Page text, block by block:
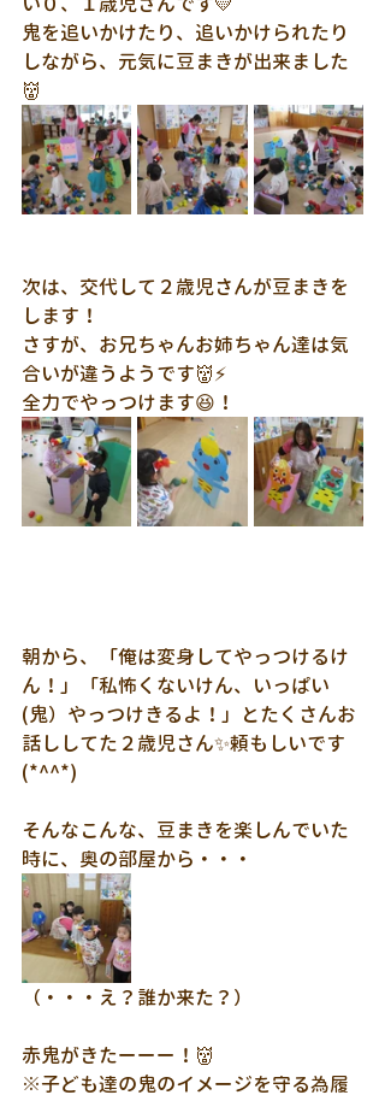
鬼を追いかけたり、追いかけられたり
しながら、元気に豆まきが出来ました
👹
次は、交代して２歳児さんが豆まきを
します！
さすが、お兄ちゃんお姉ちゃん達は気
合いが違うようです👹⚡
全力でやっつけます😆！
朝から、「俺は変身してやっつけるけ
ん！」「私怖くないけん、いっぱい
(鬼）やっつけきるよ！」とたくさんお
話ししてた２歳児さん✨頼もしいです
(*^^*)
そんなこんな、豆まきを楽しんでいた
時に、奥の部屋から・・・
（・・・え？誰か来た？）
赤鬼がきたーーー！👹
※子ども達の鬼のイメージを守る為履